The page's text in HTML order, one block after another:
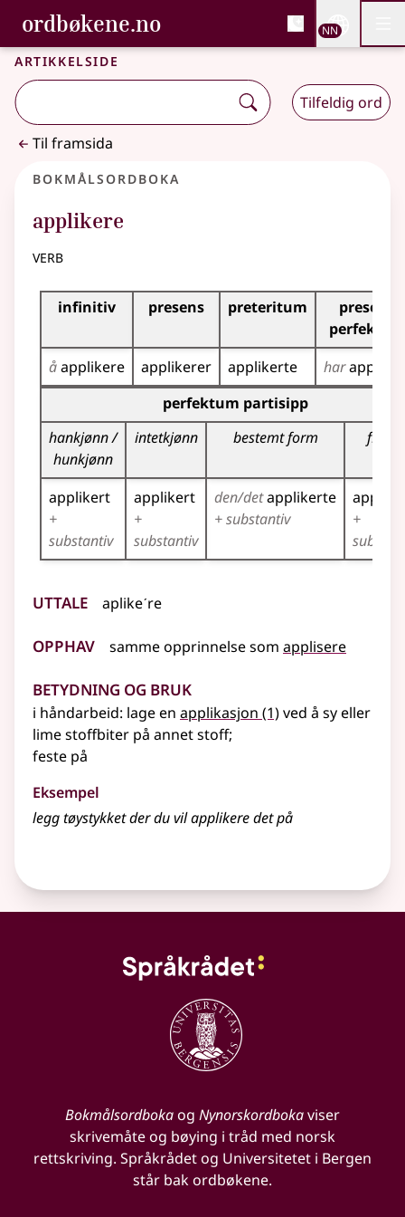
Gå til hovudinnhald
Tilgjenge
ordbøkene.no, Bokmålsordboka og
Bokmålsordboka og Nynorskordboka
NN
Artikkelside
Tilfeldig ord
Til framsida
Bokmålsordboka
applikere
verb
Bøyingstabell for dette verbet
infinitiv presens preteritum
presens
perfektum
åapplikere applikerer applikerte har
Bøyingstabell for dette verbet (partisippformer)
perfektum partisipp
hankjønn /
hunkjønn
intetkjønn bestemt form
applikert
+
substantiv
applikert
+
substantiv
den/detapplikerte
+ substantiv
+
Uttale aplikeˊre
Opphav samme opprinnelse som applisere
Betydning og bruk
i håndarbeid: lage en applikasjon (1)ved å syeller
lime stoffbiter på annet stoff;
feste på
Eksempel
legg tøystykket der du vil applikere det på
Bokmålsordbokaog Nynorskordbokaviser
skrivemåte og bøying i tråd med norsk
rettskriving. Språkrådet og Universitetet i Bergen
står bak ordbøkene.